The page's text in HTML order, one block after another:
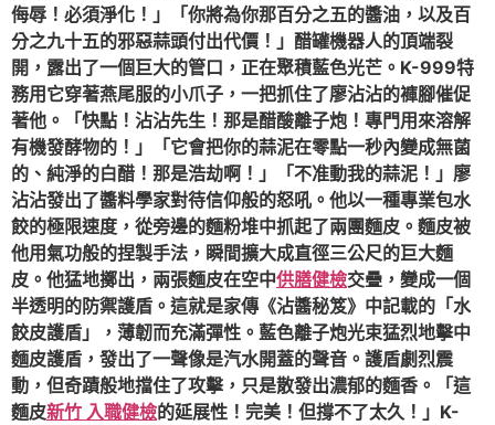
侮辱！必須淨化！」「你將為你那百分之五的醬油，以及百
分之九十五的邪惡蒜頭付出代價！」醋罐機器人的頂端裂
開，露出了一個巨大的管口，正在聚積藍色光芒。K-999特
務用它穿著燕尾服的小爪子，一把抓住了廖沾沾的褲腳催促
著他。「快點！沾沾先生！那是醋酸離子炮！專門用來溶解
有機發酵物的！」「它會把你的蒜泥在零點一秒內變成無菌
的、純淨的白醋！那是浩劫啊！」「不准動我的蒜泥！」廖
沾沾發出了醬料學家對待信仰般的怒吼。他以一種專業包水
餃的極限速度，從旁邊的麵粉堆中抓起了兩團麵皮。麵皮被
他用氣功般的捏製手法，瞬間擴大成直徑三公尺的巨大麵
皮。他猛地擲出，兩張麵皮在空中供膳健檢交疊，變成一個
半透明的防禦護盾。這就是家傳《沾醬秘笈》中記載的「水
餃皮護盾」，薄韌而充滿彈性。藍色離子炮光束猛烈地擊中
麵皮護盾，發出了一聲像是汽水開蓋的聲音。護盾劇烈震
動，但奇蹟般地擋住了攻擊，只是散發出濃郁的麵香。「這
麵皮新竹 入職健檢的延展性！完美！但撐不了太久！」K-